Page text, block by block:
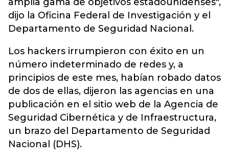
dijo la Oficina Federal de Investigación y el
Departamento de Seguridad Nacional.
Los hackers irrumpieron con éxito en un
número indeterminado de redes y, a
principios de este mes, habían robado datos
de dos de ellas, dijeron las agencias en una
publicación en el sitio web de la Agencia de
Seguridad Cibernética y de Infraestructura,
un brazo del Departamento de Seguridad
Nacional (DHS).